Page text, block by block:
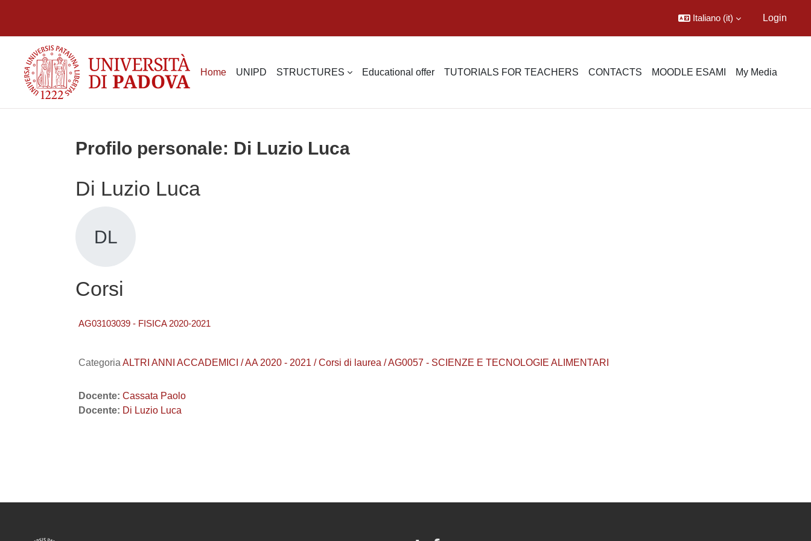
Italiano ‎(it)‎ Login
Home UNIPD STRUCTURES Educational offer TUTORIALS FOR TEACHERS CONTACTS MOODLE ESAMI My Media
Profilo personale: Di Luzio Luca
Di Luzio Luca
DL
Corsi
AG03103039 - FISICA 2020-2021
Categoria ALTRI ANNI ACCADEMICI / AA 2020 - 2021 / Corsi di laurea / AG0057 - SCIENZE E TECNOLOGIE ALIMENTARI
Docente: Cassata Paolo
Docente: Di Luzio Luca